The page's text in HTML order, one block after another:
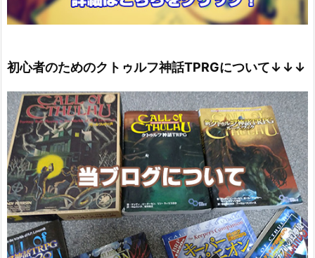
初心者のためのクトゥルフ神話TPRGについて↓↓↓